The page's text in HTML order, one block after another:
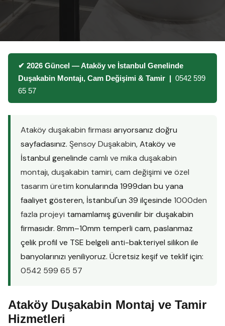
✔ 2026 Güncel — Ataköy ve İstanbul Genelinde
Duşakabin Montajı, Cam Değişimi & Tamir | 0542 599
65 57
Ataköy duşakabin firması arıyorsanız doğru
sayfadasınız. Şensoy Duşakabin, Ataköy ve
İstanbul genelinde camlı ve mika duşakabin
montajı,duşakabin tamiri,cam değişimi ve özel
tasarım üretim konularında 1999dan bu yana
faaliyet gösteren, İstanbul'un 39 ilçesinde 1000den
fazla projeyi tamamlamış güvenilir bir duşakabin
firmasıdır. 8mm–10mm temperli cam, paslanmaz
çelik profil ve TSE belgeli anti-bakteriyel silikon ile
banyolarınızı yeniliyoruz. Ücretsiz keşif ve teklif için:
0542 599 65 57
Ataköy Duşakabin Montaj ve Tamir
Hizmetleri